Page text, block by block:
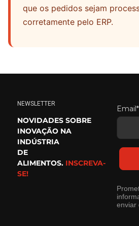
que os pedidos sejam
corretamente pelo ERP.
NEWSLETTER
NOVIDADES SOBRE
INOVAÇÃO NA
INDÚSTRIA
DE
ALIMENTOS. INSCREVA-
SE!
Email*
enviar